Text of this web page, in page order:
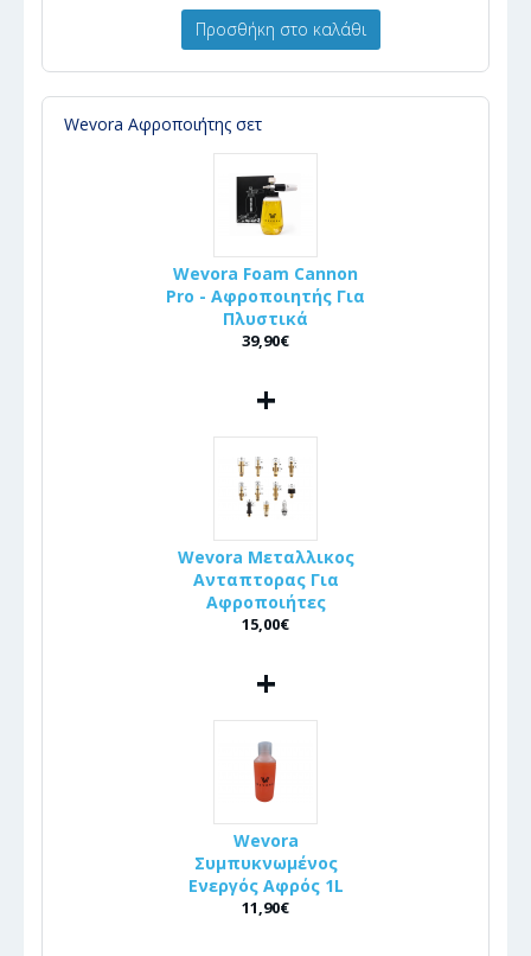
Προσθήκη στο καλάθι
Wevora Αφροποιήτης σετ
Wevora Foam Cannon
Pro - Αφροποιητής Για
Πλυστικά
39,90€
+
Wevora Μεταλλικος
Ανταπτορας Για
Αφροποιήτες
15,00€
+
Wevora
Συμπυκνωμένος
Ενεργός Αφρός 1L
11,90€